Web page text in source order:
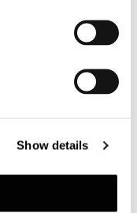
Show details